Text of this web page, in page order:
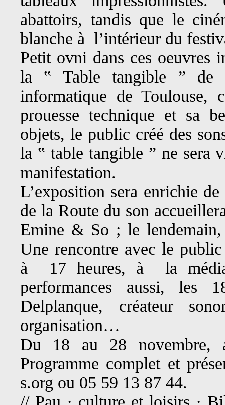
abattoirs, tandis que le
blanche à l’intérieur du
Petit ovni dans ces oeuvres
la ‟ Table tangible ” de
informatique de Toulouse,
prouesse technique et sa
objets, le public créé des
la ‟ table tangible ” ne sera
manifestation.
L’exposition sera enrichie
de la Route du son
Emine & So ; le
Une rencontre avec le
à 17 heures, à la
performances aussi, les
Delplanque, créateur
organisation…
Du 18 au 28 novembre,
Programme complet et
s.org ou 05 59 13 87 44.